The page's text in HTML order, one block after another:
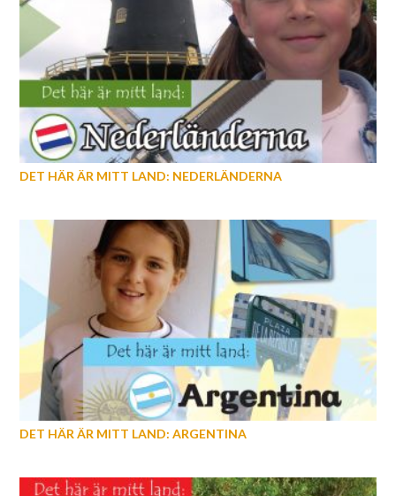
DET HÄR ÄR MITT LAND: NEDERLÄNDERNA
DET HÄR ÄR MITT LAND: ARGENTINA